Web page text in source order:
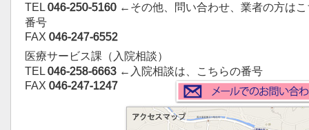
TEL 046-250-5160 ←その他、問い合わせ、業者の方は
番号
FAX 046-247-6552
医療サービス課（入院相談）
TEL 046-258-6663 ←入院相談は、こちらの番号
FAX 046-247-1247